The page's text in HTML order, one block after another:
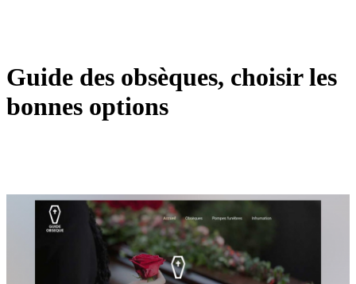
Guide des obsèques, choisir les
bonnes options